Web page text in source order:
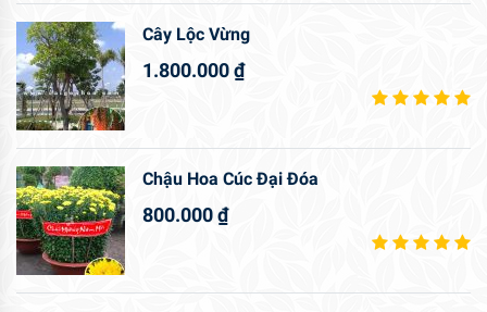
Cây Lộc Vừng
1.800.000₫
Chậu Hoa Cúc Đại Đóa
800.000₫